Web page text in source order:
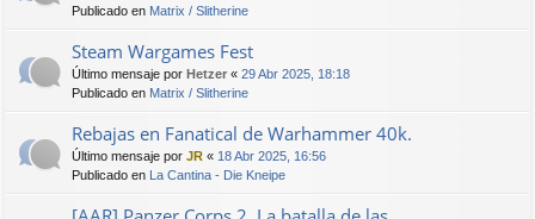
Publicado en Matrix / Slitherine
Steam Wargames Fest
Último mensaje por Hetzer « 29 Abr 2025, 18:18
Publicado en Matrix / Slitherine
Rebajas en Fanatical de Warhammer 40k.
Último mensaje por JR « 18 Abr 2025, 16:56
Publicado en La Cantina - Die Kneipe